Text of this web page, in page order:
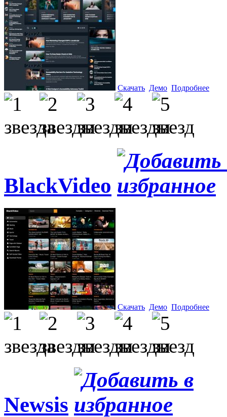
Скачать Демо Подробнее
BlackVideo
Скачать Демо Подробнее
Newsis